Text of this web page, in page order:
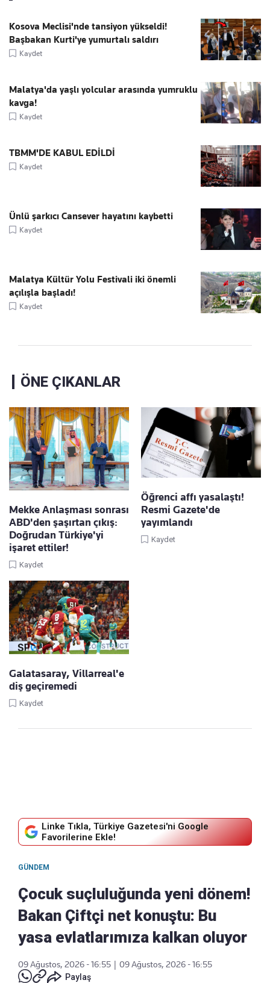
Kosova Meclisi'nde tansiyon yükseldi!
Başbakan Kurti'ye yumurtalı saldırı
Kaydet
Malatya'da yaşlı yolcular arasında yumruklu
kavga!
Kaydet
TBMM'DE KABUL EDİLDİ
Kaydet
Ünlü şarkıcı Cansever hayatını kaybetti
Kaydet
Malatya Kültür Yolu Festivali iki önemli
açılışla başladı!
Kaydet
ÖNE ÇIKANLAR
Mekke Anlaşması sonrası
ABD'den şaşırtan çıkış:
Doğrudan Türkiye'yi
işaret ettiler!
Kaydet
Öğrenci affı yasalaştı!
Resmi Gazete'de
yayımlandı
Kaydet
Galatasaray, Villarreal'e
diş geçiremedi
Kaydet
Linke Tıkla, Türkiye Gazetesi'ni Google
Favorilerine Ekle!
GÜNDEM
Çocuk suçluluğunda yeni dönem!
Bakan Çiftçi net konuştu: Bu
yasa evlatlarımıza kalkan oluyor
09 Ağustos, 2026 - 16:55
09 Ağustos, 2026 - 16:55
Paylaş